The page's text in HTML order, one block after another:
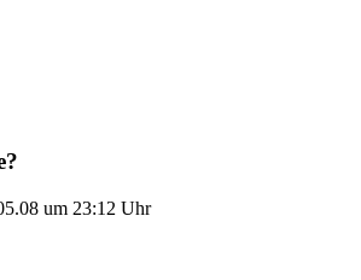
um 23:12 Uhr